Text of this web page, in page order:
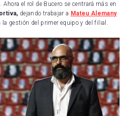
el rol de Bucero se centrará más en
dejando trabajar a Mateu Alemany
gestión del primer equipo y del filial.